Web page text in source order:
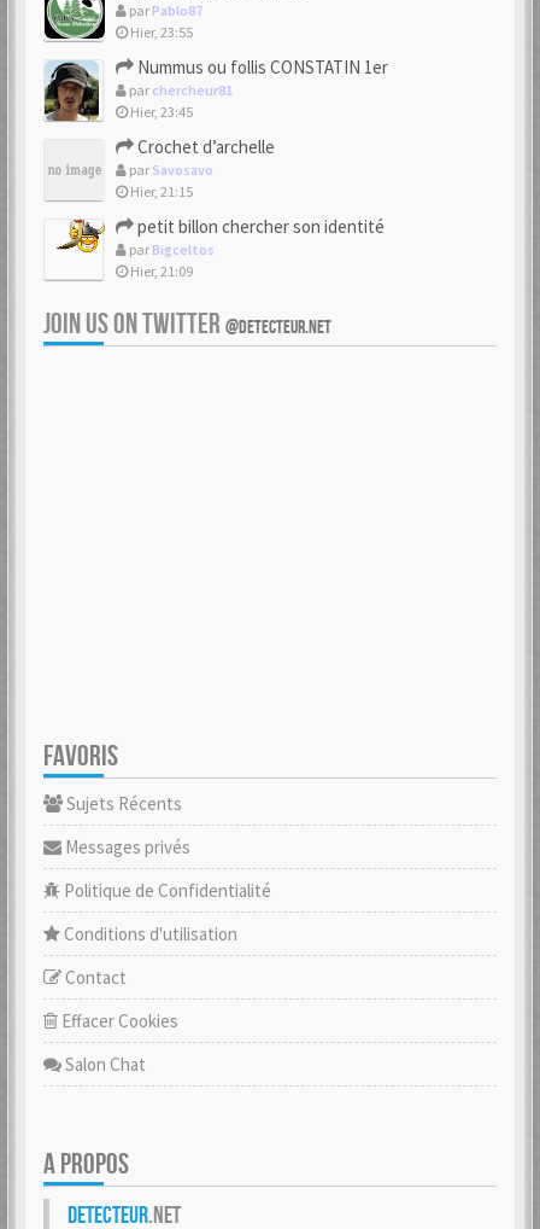
par Pablo87
Hier, 23:55
Nummus ou follis CONSTATIN 1er
par chercheur81
Hier, 23:45
Crochet d’archelle
par Savosavo
Hier, 21:15
petit billon chercher son identité
par Bigceltos
Hier, 21:09
JOIN US ON TWITTER @DETECTEUR.NET
FAVORIS
Sujets Récents
Messages privés
Politique de Confidentialité
Conditions d'utilisation
Contact
Effacer Cookies
Salon Chat
A PROPOS
Detecteur.net